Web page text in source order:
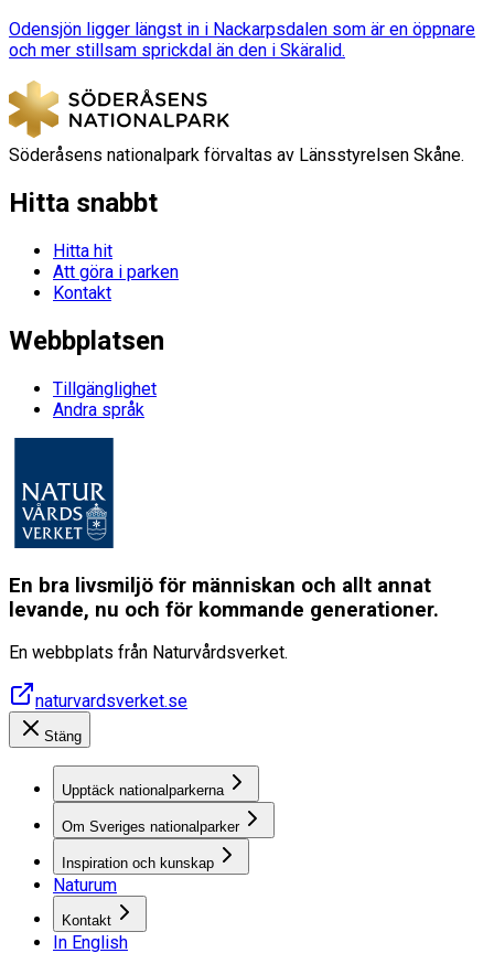
Odensjön ligger längst in i Nackarpsdalen som är en öppnare
och mer stillsam sprickdal än den i Skäralid.
Söderåsens nationalpark förvaltas av Länsstyrelsen Skåne.
Hitta snabbt
Hitta hit
Att göra i parken
Kontakt
Webbplatsen
Tillgänglighet
Andra språk
En bra livsmiljö för människan och allt annat
levande, nu och för kommande generationer.
En webbplats från Naturvårdsverket.
naturvardsverket.se
Stäng
Upptäck nationalparkerna
Om Sveriges nationalparker
Inspiration och kunskap
Naturum
Kontakt
In English